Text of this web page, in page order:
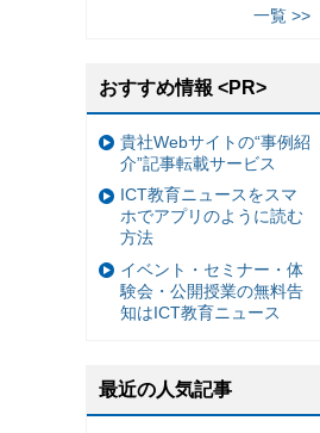
一覧 >>
おすすめ情報 <PR>
貴社Webサイトの“事例紹
介”記事転載サービス
ICT教育ニュースをスマ
ホでアプリのように読む
方法
イベント・セミナー・体
験会・公開授業の無料告
知はICT教育ニュース
最近の人気記事